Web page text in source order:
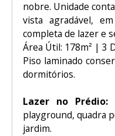
nobre. Unidade
vista agradável,
completa de lazer e
Área Útil: 178m² | 3
Piso laminado
dormitórios.
Lazer no Prédio:
playground, quadra
jardim.